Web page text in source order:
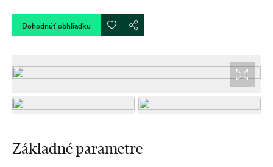
Dohodnúť obhliadku
Základné parametre